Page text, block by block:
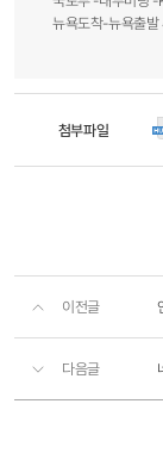
뉴욕도착-뉴욕출발
첨부파일
이전글
다음글